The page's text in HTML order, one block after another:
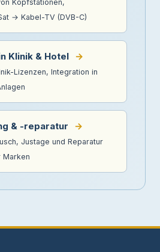
Kopfstationen,
→ Kabel-TV (DVB-C)
Klinik & Hotel →
Lizenzen, Integration in
& -reparatur →
Justage und Reparatur
Marken